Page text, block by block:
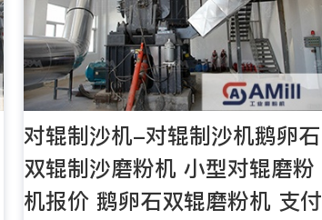
对辊制沙机-对辊制沙机鹅卵石
双辊制沙磨粉机 小型对辊磨粉
机报价 鹅卵石双辊磨粉机 支付